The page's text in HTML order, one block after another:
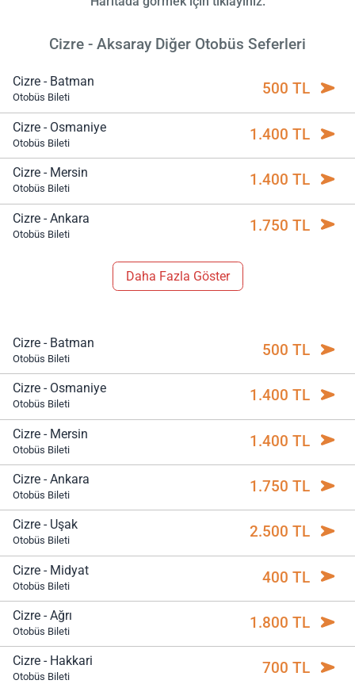
Cizre - Aksaray Diğer Otobüs Seferleri
Cizre - Batman
Otobüs Bileti 500 TL
Cizre - Osmaniye
Otobüs Bileti 1.400 TL
Cizre - Mersin
Otobüs Bileti 1.400 TL
Cizre - Ankara
Otobüs Bileti 1.750 TL
Daha Fazla Göster
Cizre - Batman
Otobüs Bileti 500 TL
Cizre - Osmaniye
Otobüs Bileti 1.400 TL
Cizre - Mersin
Otobüs Bileti 1.400 TL
Cizre - Ankara
Otobüs Bileti 1.750 TL
Cizre - Uşak
Otobüs Bileti 2.500 TL
Cizre - Midyat
Otobüs Bileti 400 TL
Cizre - Ağrı
Otobüs Bileti 1.800 TL
Cizre - Hakkari
Otobüs Bileti 700 TL